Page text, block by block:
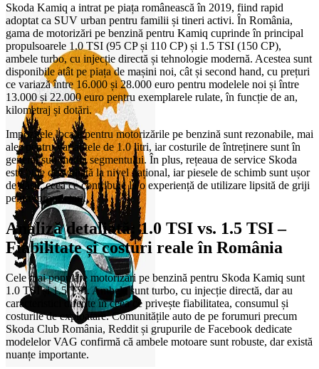
Skoda Kamiq a intrat pe piața românească în 2019, fiind rapid
adoptat ca SUV urban pentru familii și tineri activi. În România,
gama de motorizări pe benzină pentru Kamiq cuprinde în principal
propulsoarele 1.0 TSI (95 CP și 110 CP) și 1.5 TSI (150 CP),
ambele turbo, cu injecție directă și tehnologie modernă. Acestea sunt
disponibile atât pe piața de mașini noi, cât și second hand, cu prețuri
ce variază între 16.000 și 28.000 euro pentru modelele noi și între
13.000 și 22.000 euro pentru exemplarele rulate, în funcție de an,
kilometraj și dotări.
Impozitele locale pentru motorizările pe benzină sunt rezonabile, mai
ales pentru variantele de 1.0 litri, iar costurile de întreținere sunt în
general sub media segmentului. În plus, rețeaua de service Skoda
este bine dezvoltată la nivel național, iar piesele de schimb sunt ușor
de găsit, ceea ce contribuie la o experiență de utilizare lipsită de griji
pentru proprietari.
Analiză detaliată: 1.0 TSI vs. 1.5 TSI –
Fiabilitate și costuri reale în România
Cele mai populare motorizări pe benzină pentru Skoda Kamiq sunt
1.0 TSI și 1.5 TSI. Ambele sunt turbo, cu injecție directă, dar au
caracteristici diferite în ceea ce privește fiabilitatea, consumul și
costurile de exploatare. Comunitățile auto de pe forumuri precum
Skoda Club România, Reddit și grupurile de Facebook dedicate
modelelor VAG confirmă că ambele motoare sunt robuste, dar există
nuanțe importante.